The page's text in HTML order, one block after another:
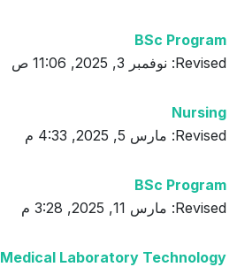
BSc Program
Revised: نوفمبر 3, 2025, 11:06 ص
Nursing
Revised: مارس 5, 2025, 4:33 م
BSc Program
Revised: مارس 11, 2025, 3:28 م
Medical Laboratory Technology